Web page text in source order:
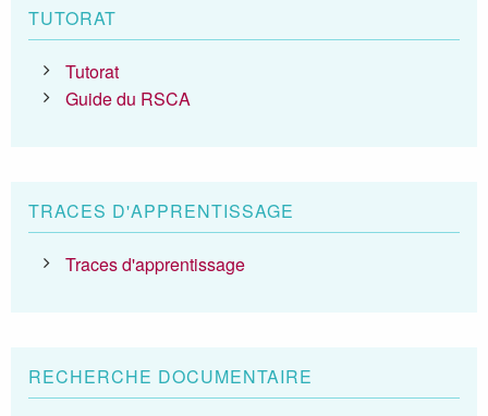
TUTORAT
Tutorat
Guide du RSCA
TRACES D'APPRENTISSAGE
Traces d'apprentissage
RECHERCHE DOCUMENTAIRE